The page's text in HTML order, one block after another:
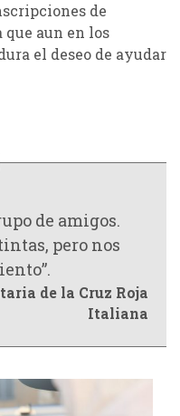
de
aun en los
el deseo de ayudar
de amigos.
pero nos
de la Cruz Roja
Italiana